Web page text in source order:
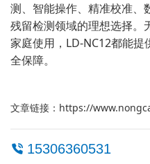
测、智能操作、精准校准、
残留检测领域的理想选择。
家庭使用，LD-NC12都能
全保障。
文章链接： https://
15306360531